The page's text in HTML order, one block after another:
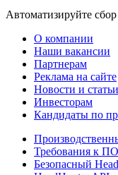
Автоматизируйте
О компании
Наши вакансии
Партнерам
Реклама на сайте
Новости и статьи
Инвесторам
Кандидаты по
Требования к ПО
Безопасный